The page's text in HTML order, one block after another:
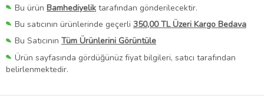
Bu ürün Bamhediyelik tarafından gönderilecektir.
Bu satıcının ürünlerinde geçerli 350,00 TL Üzeri Kargo Bedava
Bu Satıcının Tüm Ürünlerini Görüntüle
Ürün sayfasında gördüğünüz fiyat bilgileri, satıcı tarafından
belirlenmektedir.